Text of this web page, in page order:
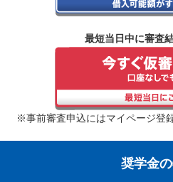
最短当日中に審査
※事前審査申込にはマイページ登
奨学金